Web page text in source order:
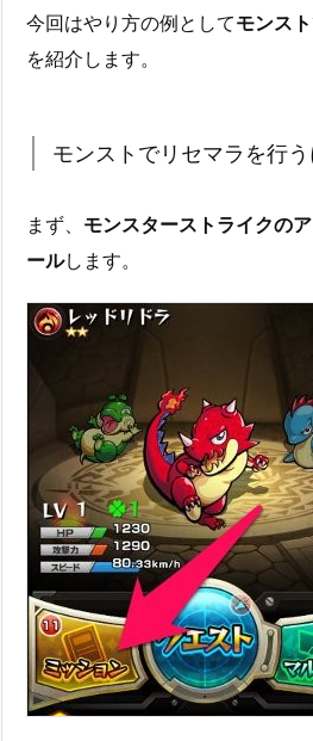
今回はやり方の例としてモンス
を紹介します。
モンストでリセマラを行う
まず、 モンスターストライクの
ールします。